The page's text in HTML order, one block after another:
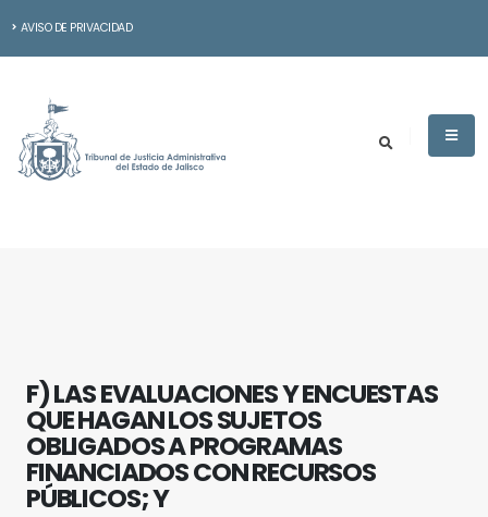
AVISO DE PRIVACIDAD
F) LAS EVALUACIONES Y ENCUESTAS
QUE HAGAN LOS SUJETOS
OBLIGADOS A PROGRAMAS
FINANCIADOS CON RECURSOS
PÚBLICOS; Y